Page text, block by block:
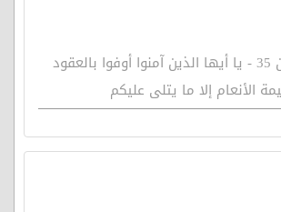
نداءات الرحمن 35 - يا أيها الذين آمنوا أوفوا بالعقود
الأنعام إلا ما يتلى عليكم